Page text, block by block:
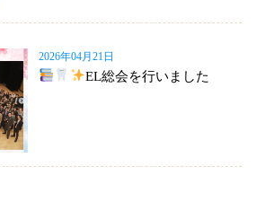
2026年04月21日
EL総会を行いました